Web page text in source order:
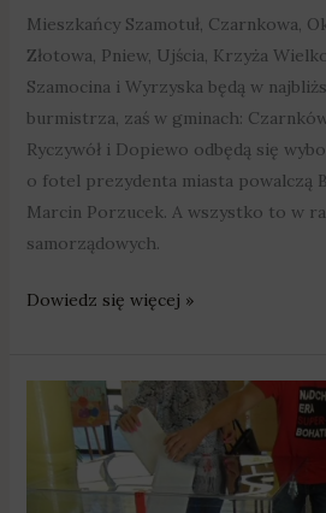
Mieszkańcy Szamotuł, Czarnkowa,
Złotowa, Pniew, Ujścia, Krzyża
Szamocina i Wyrzyska będą w
burmistrza, zaś w gminach:
Ryczywół i Dopiewo odbędą się
o fotel prezydenta miasta powalczą
Marcin Porzucek. A wszystko to w
samorządowych.
Dowiedz się więcej »
Wyniki
wyborów
samorządowych